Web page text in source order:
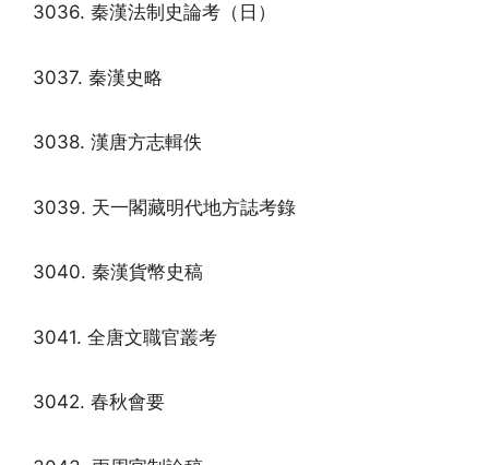
3036. 秦漢法制史論考（日）
3037. 秦漢史略
3038. 漢唐方志輯佚
3039. 天一閣藏明代地方誌考錄
3040. 秦漢貨幣史稿
3041. 全唐文職官叢考
3042. 春秋會要